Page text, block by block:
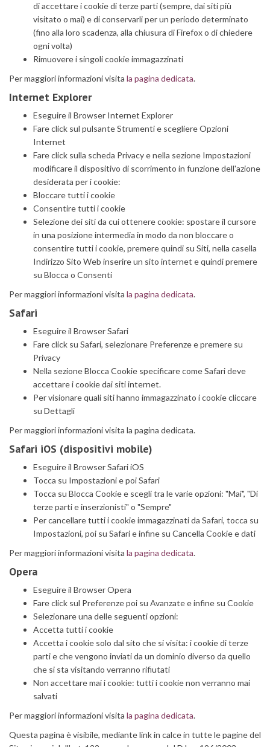
di accettare i cookie di terze parti (sempre, dai siti più
visitato o mai) e di conservarli per un periodo determinato
(fino alla loro scadenza, alla chiusura di Firefox o di chiedere
ogni volta)
Rimuovere i singoli cookie immagazzinati
Per maggiori informazioni visita la pagina dedicata.
Internet Explorer
Eseguire il Browser Internet Explorer
Fare click sul pulsante Strumenti e scegliere Opzioni
Internet
Fare click sulla scheda Privacy e nella sezione Impostazioni
modificare il dispositivo di scorrimento in funzione dell'azione
desiderata per i cookie:
Bloccare tutti i cookie
Consentire tutti i cookie
Selezione dei siti da cui ottenere cookie: spostare il cursore
in una posizione intermedia in modo da non bloccare o
consentire tutti i cookie, premere quindi su Siti, nella casella
Indirizzo Sito Web inserire un sito internet e quindi premere
su Blocca o Consenti
Per maggiori informazioni visita la pagina dedicata.
Safari
Eseguire il Browser Safari
Fare click su Safari, selezionare Preferenze e premere su
Privacy
Nella sezione Blocca Cookie specificare come Safari deve
accettare i cookie dai siti internet.
Per visionare quali siti hanno immagazzinato i cookie cliccare
su Dettagli
Per maggiori informazioni visita la pagina dedicata.
Safari iOS (dispositivi mobile)
Eseguire il Browser Safari iOS
Tocca su Impostazioni e poi Safari
Tocca su Blocca Cookie e scegli tra le varie opzioni: "Mai", "Di
terze parti e inserzionisti" o "Sempre"
Per cancellare tutti i cookie immagazzinati da Safari, tocca su
Impostazioni, poi su Safari e infine su Cancella Cookie e dati
Per maggiori informazioni visita la pagina dedicata.
Opera
Eseguire il Browser Opera
Fare click sul Preferenze poi su Avanzate e infine su Cookie
Selezionare una delle seguenti opzioni:
Accetta tutti i cookie
Accetta i cookie solo dal sito che si visita: i cookie di terze
parti e che vengono inviati da un dominio diverso da quello
che si sta visitando verranno rifiutati
Non accettare mai i cookie: tutti i cookie non verranno mai
salvati
Per maggiori informazioni visita la pagina dedicata.
Questa pagina è visibile, mediante link in calce in tutte le pagine del